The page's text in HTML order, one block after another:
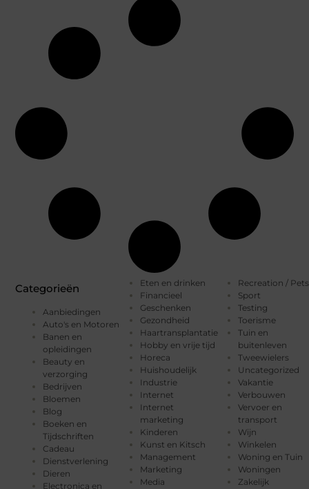
Categorieën
Aanbiedingen
Auto's en Motoren
Banen en
opleidingen
Beauty en
verzorging
Bedrijven
Bloemen
Blog
Boeken en
Tijdschriften
Cadeau
Dienstverlening
Dieren
Electronica en
Eten en drinken
Financieel
Geschenken
Gezondheid
Haartransplantatie
Hobby en vrije tijd
Horeca
Huishoudelijk
Industrie
Internet
Internet
marketing
Kinderen
Kunst en Kitsch
Management
Marketing
Media
Recreation / Pets
Sport
Testing
Toerisme
Tuin en
buitenleven
Tweewielers
Uncategorized
Vakantie
Verbouwen
Vervoer en
transport
Wijn
Winkelen
Woning en Tuin
Woningen
Zakelijk